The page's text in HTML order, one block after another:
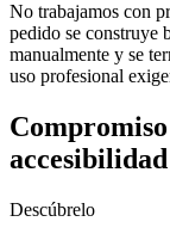
No trabajamos con
pedido se construye
manualmente y se
uso profesional
accesibilidad
Descúbrelo